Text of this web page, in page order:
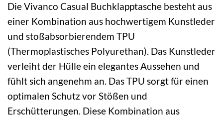
Die Vivanco Casual Buchklapptasche besteht aus
einer Kombination aus hochwertigem Kunstleder
und stoßabsorbierendem TPU
(Thermoplastisches Polyurethan). Das Kunstleder
verleiht der Hülle ein elegantes Aussehen und
fühlt sich angenehm an. Das TPU sorgt für einen
optimalen Schutz vor Stößen und
Erschütterungen. Diese Kombination aus